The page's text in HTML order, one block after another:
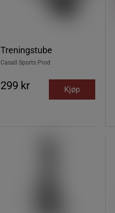
Treningstube
Casall Sports Prod
299 kr Kjøp